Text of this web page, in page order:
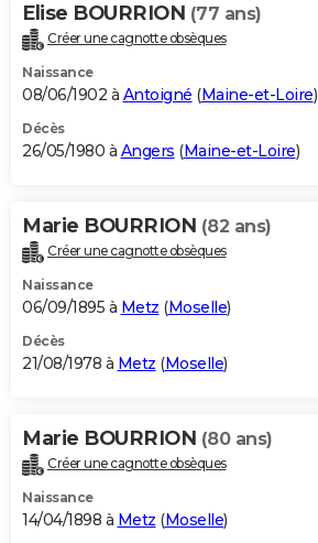
Elise BOURRION (77 ans)
Créer une cagnotte obsèques
Naissance
08/06/1902 à Antoigné (Maine-et-Loire)
Décès
26/05/1980 à Angers (Maine-et-Loire)
Marie BOURRION (82 ans)
Créer une cagnotte obsèques
Naissance
06/09/1895 à Metz (Moselle)
Décès
21/08/1978 à Metz (Moselle)
Marie BOURRION (80 ans)
Créer une cagnotte obsèques
Naissance
14/04/1898 à Metz (Moselle)